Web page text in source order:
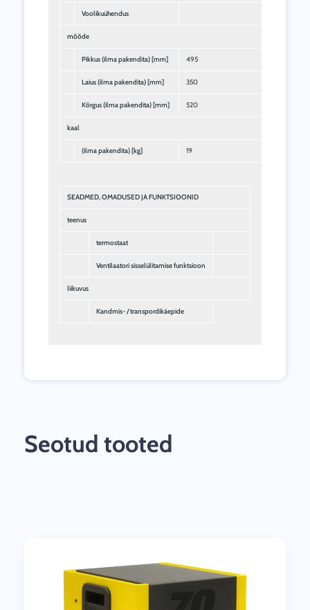
Voolikuühendus
mõõde
Pikkus (ilma pakendita) [mm] 495
Laius (ilma pakendita) [mm] 350
Kõrgus (ilma pakendita) [mm] 520
kaal
(ilma pakendita) [kg] 19
SEADMED, OMADUSED JA FUNKTSIOONID
teenus
termostaat
Ventilaatori sisselülitamise funktsioon
liikuvus
Kandmis- / transpordikäepide
Seotud tooted